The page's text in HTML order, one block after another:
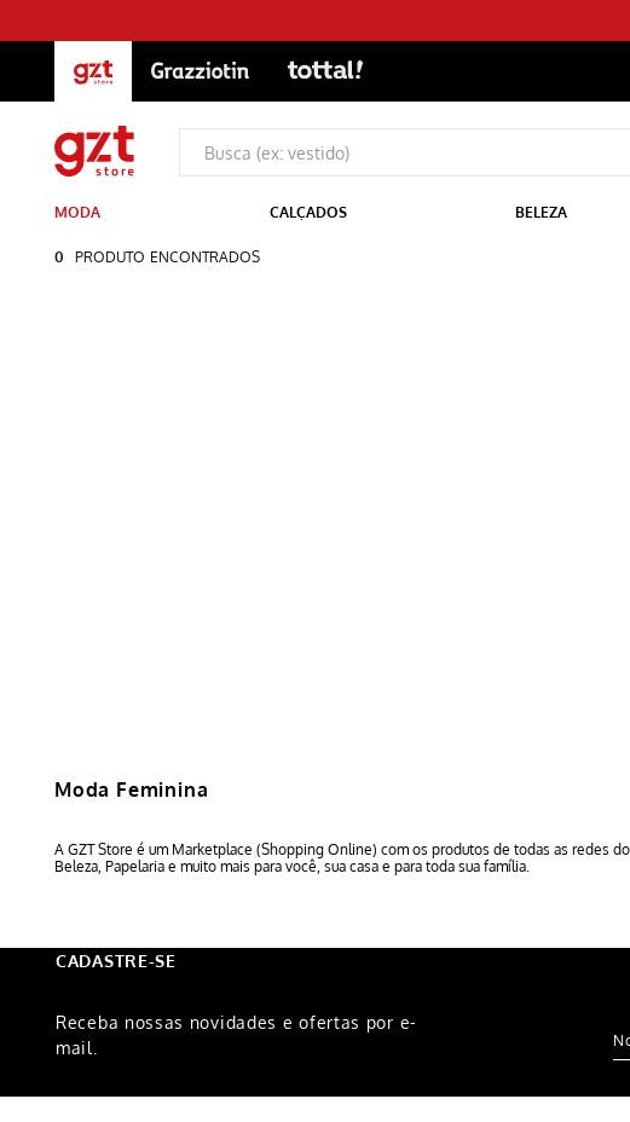
MODA CALÇADOS BELEZA
0 PRODUTO
Moda Feminina
A GZT Store é um Marketplace (Shopping Online) com os produtos de todas as redes
Beleza, Papelaria e muito mais para você, sua casa e para toda sua família.
CADASTRE-SE
Receba nossas novidades e ofertas por e-
mail.